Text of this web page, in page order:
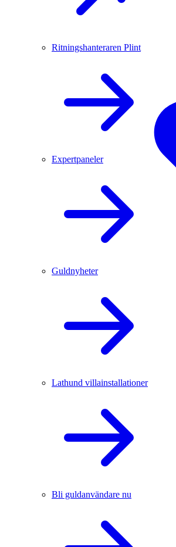
Ritningshanteraren Plint
Expertpaneler
Guldnyheter
Lathund villainstallationer
Bli guldanvändare nu